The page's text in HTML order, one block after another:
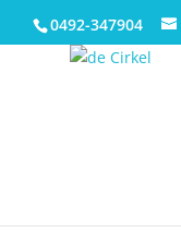
0492-347904